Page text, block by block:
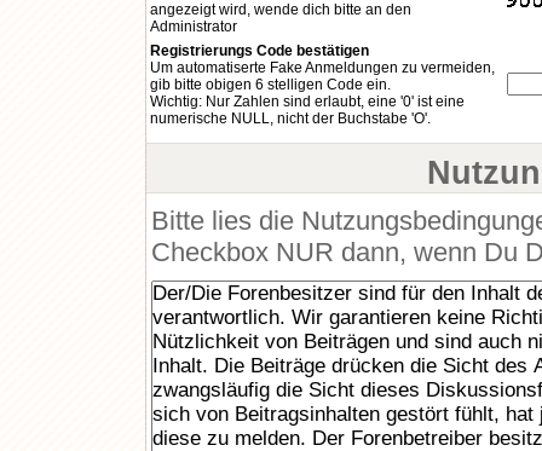
angezeigt wird, wende dich bitte an den
Administrator
Registrierungs Code bestätigen
Um automatiserte Fake Anmeldungen zu vermeiden,
gib bitte obigen 6 stelligen Code ein.
Wichtig: Nur Zahlen sind erlaubt, eine '0' ist eine
numerische NULL, nicht der Buchstabe 'O'.
Bitte lies die
Checkbox NUR dann, wenn Du